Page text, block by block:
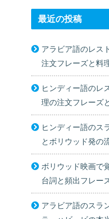
最近の投稿
アラビア語のレス
注文フレーズと料
ヒンディー語のレ
理の注文フレーズ
ヒンディー語のス
とボリウッド発の
ボリウッド映画で
台詞と頻出フレー
アラビア語のスラ